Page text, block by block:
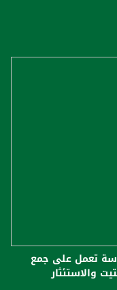
تعمل على جمع
والاستئثار